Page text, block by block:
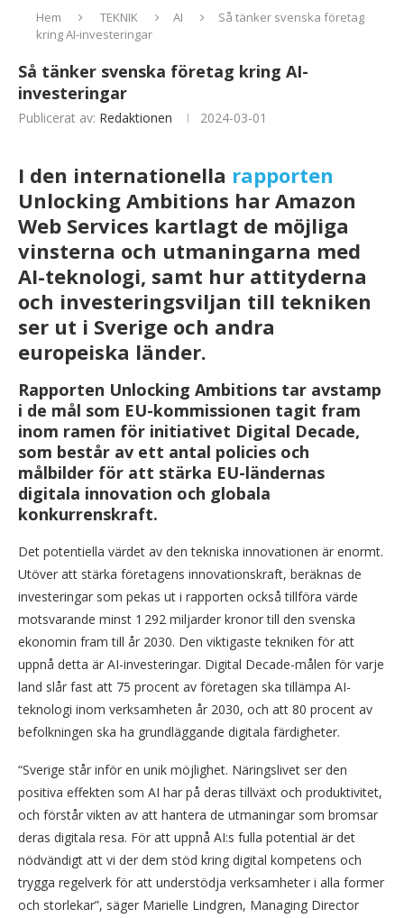
Hem TEKNIK AI
Så tänker svenska företag
kring AI-investeringar
Så tänker svenska företag kring AI-
investeringar
Publicerat av: Redaktionen 2024-03-01
I den internationella rapporten
Unlocking Ambitions har Amazon
Web Services kartlagt de möjliga
vinsterna och utmaningarna med
AI-teknologi, samt hur attityderna
och investeringsviljan till tekniken
ser ut i Sverige och andra
europeiska länder.
Rapporten Unlocking Ambitions tar avstamp
i de mål som EU-kommissionen tagit fram
inom ramen för initiativet Digital Decade,
som består av ett antal policies och
målbilder för att stärka EU-ländernas
digitala innovation och globala
konkurrenskraft.
Det potentiella värdet av den tekniska innovationen är enormt.
Utöver att stärka företagens innovationskraft, beräknas de
investeringar som pekas ut i rapporten också tillföra värde
motsvarande minst 1 292 miljarder kronor till den svenska
ekonomin fram till år 2030. Den viktigaste tekniken för att
uppnå detta är AI-investeringar. Digital Decade-målen för varje
land slår fast att 75 procent av företagen ska tillämpa AI-
teknologi inom verksamheten år 2030, och att 80 procent av
befolkningen ska ha grundläggande digitala färdigheter.
“Sverige står inför en unik möjlighet. Näringslivet ser den
positiva effekten som AI har på deras tillväxt och produktivitet,
och förstår vikten av att hantera de utmaningar som bromsar
deras digitala resa. För att uppnå AI:s fulla potential är det
nödvändigt att vi der dem stöd kring digital kompetens och
trygga regelverk för att understödja verksamheter i alla former
och storlekar”, säger Marielle Lindgren, Managing Director